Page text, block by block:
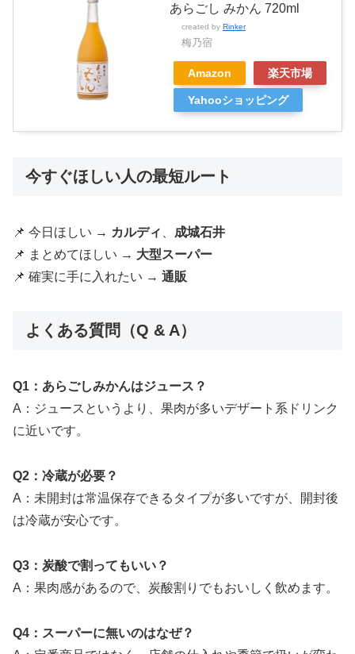
あらごし みかん 720ml
created by Rinker
梅乃宿
Amazon 楽天市場
Yahooショッピング
今すぐほしい人の最短ルート
📌 今日ほしい → カルディ
成城石井
📌 まとめてほしい → 大型スーパー
📌 確実に手に入れたい → 通販
よくある質問（Q & A）
Q1：あらごしみかんはジュース？
A：ジュースというより、果肉が多いデザート系ドリンク
に近いです。
Q2：冷蔵が必要？
A：未開封は常温保存できるタイプが多いですが、開封後
は冷蔵が安心です。
Q3：炭酸で割ってもいい？
A：果肉感があるので、炭酸割りでもおいしく飲めます。
Q4：スーパーに無いのはなぜ？